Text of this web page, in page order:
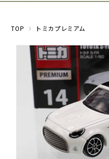
TOP トミカプレミアム